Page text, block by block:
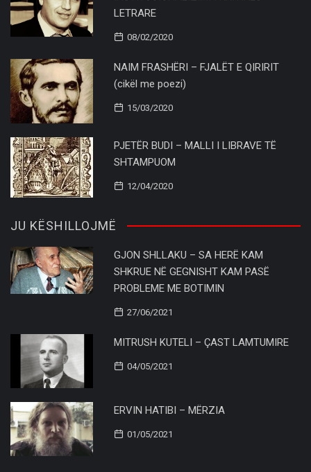
LETRARE
08/02/2020
NAIM FRASHËRI – FJALËT E QIRIRIT
(cikël me poezi)
15/03/2020
PJETËR BUDI – MALLI I LIBRAVE TË
SHTAMPUOM
12/04/2020
JU KËSHILLOJMË
GJON SHLLAKU – SA HERË KAM
SHKRUE NË GEGNISHT KAM PASË
PROBLEME ME BOTIMIN
27/06/2021
MITRUSH KUTELI – ÇAST LAMTUMIRE
04/05/2021
ERVIN HATIBI – MËRZIA
01/05/2021